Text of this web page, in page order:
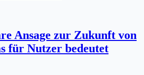
Ansage zur Zukunft von
für Nutzer bedeutet